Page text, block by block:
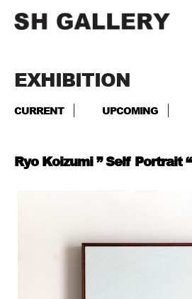
EXHIBITION
CURRENT UPCOMING
Ryo Koizumi ” Self Portrait “